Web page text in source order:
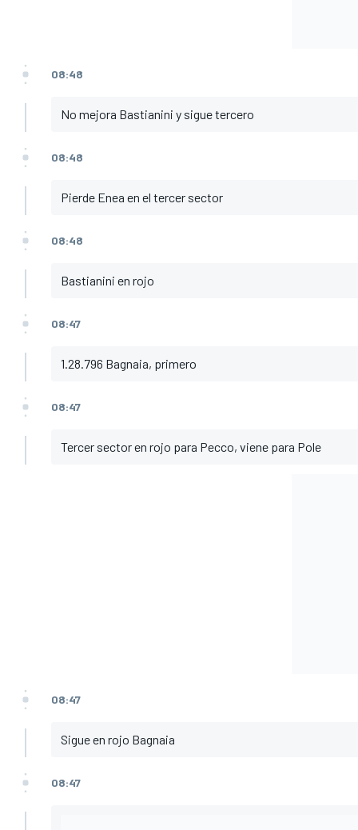
08:48
No mejora Bastianini y sigue tercero
08:48
Pierde Enea en el tercer sector
08:48
Bastianini en rojo
08:47
1.28.796 Bagnaia, primero
08:47
Tercer sector en rojo para Pecco, viene para Pole
08:47
Sigue en rojo Bagnaia
08:47